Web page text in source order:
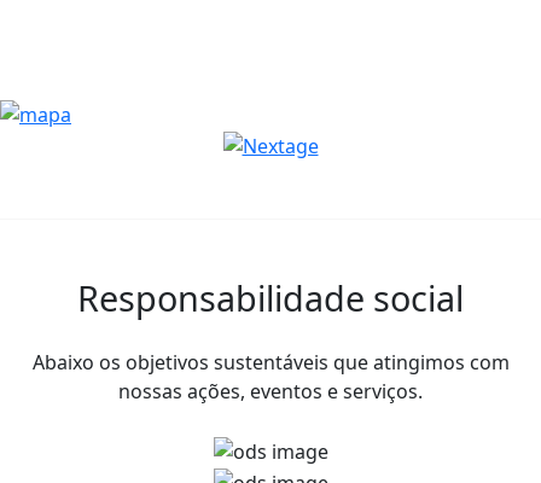
Responsabilidade social
Abaixo os objetivos sustentáveis que atingimos com
nossas ações, eventos e serviços.